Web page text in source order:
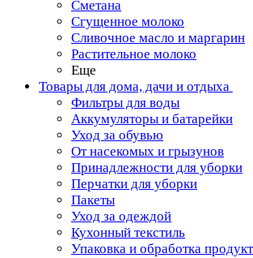
Сметана
Сгущенное молоко
Сливочное масло и маргарин
Растительное молоко
Еще
Товары для дома, дачи и отдыха
Фильтры для воды
Аккумуляторы и батарейки
Уход за обувью
От насекомых и грызунов
Принадлежности для уборки
Перчатки для уборки
Пакеты
Уход за одеждой
Кухонный текстиль
Упаковка и обработка